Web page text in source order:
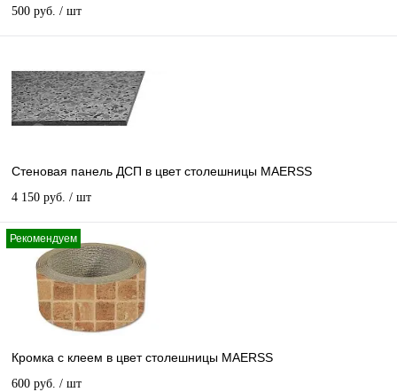
500 руб. / шт
Стеновая панель ДСП в цвет столешницы MAERSS
4 150 руб. / шт
Рекомендуем
Кромка с клеем в цвет столешницы MAERSS
600 руб. / шт